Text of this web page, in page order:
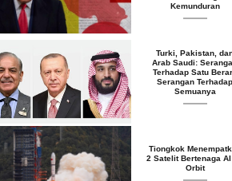
Kemunduran
Turki, Pakistan,
Arab Saudi:
Terhadap Satu
Serangan Terhadap
Semuanya
Tiongkok
2 Satelit Bertenaga
Orbit